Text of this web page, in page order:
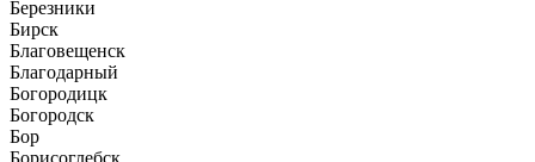
Березники
Бирск
Благовещенск
Благодарный
Богородицк
Богородск
Бор
Борисоглебск